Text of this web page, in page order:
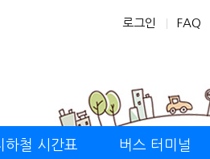
로그인 FAQ
하철 시간표 버스 터미널